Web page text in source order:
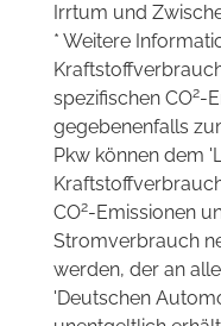
Irrtum und
* Weitere
spezifischen CO2-
gegebenenfalls
Pkw können dem
CO2-Emissionen
Stromverbrauch
werden, der an
'Deutschen